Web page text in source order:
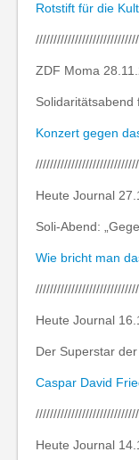
Rotstift für die
ZDF Moma
Solidaritätsabend
Konzert gegen
Heute Journal
Soli-Abend:
Wie bricht man
Heute Journal
Der Superstar
Caspar David
Heute Journal